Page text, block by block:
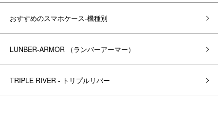
おすすめのスマホケース-機種別
LUNBER-ARMOR （ランバーアーマー）
TRIPLE RIVER - トリプルリバー